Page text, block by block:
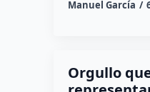
Manuel García
Orgullo